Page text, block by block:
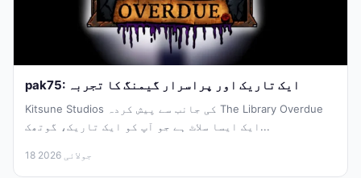
pak75: ایک تاریک اور پراسرار گیمنگ کا تجربہ
Kitsune Studios کی جانب سے پیش کردہ The Library Overdue
ایک ایسا سلاٹ ہے جو آپ کو ایک تاریک، گوتھک...
18 جولائی 2026